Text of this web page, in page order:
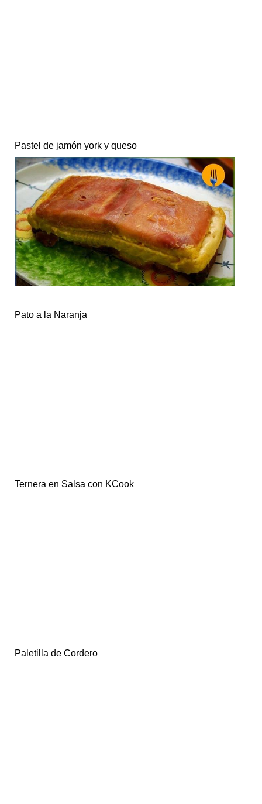
Pastel de jamón york y queso
Pato a la Naranja
Ternera en Salsa con KCook
Paletilla de Cordero